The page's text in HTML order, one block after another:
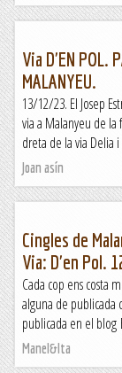
Via D'EN POL.
MALANYEU.
13/12/23. El Josep
via a Malanyeu de la
dreta de la via Delia
Joan asín
Cingles de
Via: D'en Pol.
Cada cop ens costa
alguna de publicada
publicada en el blog
Manel&Ita